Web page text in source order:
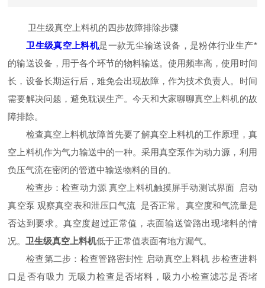
卫生级真空上料机的四步故障排除步骤
卫生级真空上料机是一款无尘输送设备，是粉体行业生产*
的输送设备，用于各个环节的物料输送。使用频率高，使用时间
长，设备长期运行后，难免会出现故障，作为技术负责人。时间
需要解决问题，避免耽误生产。今天和大家聊聊真空上料机的故
障排除。
检查真空上料机故障首先要了解真空上料机的工作原理，真
空上料机作为气力输送中的一种。采用真空泵作为动力源，利用
负压气流在密闭的管道中输送物料的目的。
检查步：检查动力源 真空上料机触摸屏手动测试界面 启动
真空泵 观察真空表和泄压口气流 是否正常。真空度和气流量是
否达到要求。真空度超过正常值，表面输送管路出现堵料的情
况。 卫生级真空上料机低于正常值表面有地方漏气。
检查第二步：检查管路密封性 启动真空上料机 步检查进料
口是否有吸力 无吸力检查是否堵料，吸力小检查滤芯是否堵